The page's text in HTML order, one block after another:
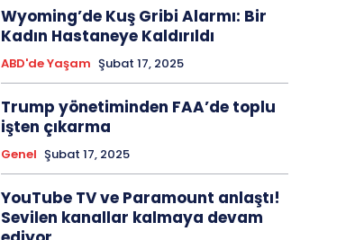
Wyoming’de Kuş Gribi Alarmı: Bir
Kadın Hastaneye Kaldırıldı
ABD'de Yaşam Şubat 17, 2025
Trump yönetiminden FAA’de toplu
işten çıkarma
Genel Şubat 17, 2025
YouTube TV ve Paramount anlaştı!
Sevilen kanallar kalmaya devam